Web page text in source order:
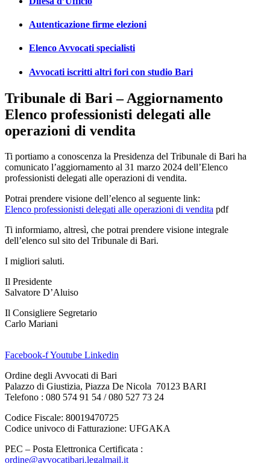
Autenticazione firme elezioni
Elenco Avvocati specialisti
Avvocati iscritti altri fori con studio Bari
Tribunale di Bari – Aggiornamento
Elenco professionisti delegati alle
operazioni di vendita
Ti portiamo a conoscenza la Presidenza del Tribunale di Bari ha
comunicato l’aggiornamento al 31 marzo 2024 dell’Elenco
professionisti delegati alle operazioni di vendita.
Potrai prendere visione dell’elenco al seguente link:
Elenco professionisti delegati alle operazioni di vendita pdf
Ti informiamo, altresì, che potrai prendere visione integrale
dell’elenco sul sito del Tribunale di Bari.
I migliori saluti.
Il Presidente
Salvatore D’Aluiso
Il Consigliere Segretario
Carlo Mariani
Facebook-fYoutube Linkedin
Ordine degli Avvocati di Bari
Palazzo di Giustizia, Piazza De Nicola 70123 BARI
Telefono : 080 574 91 54 / 080 527 73 24
Codice Fiscale: 80019470725
Codice univoco di Fatturazione: UFGAKA
PEC – Posta Elettronica Certificata :
ordine@avvocatibari.legalmail.it